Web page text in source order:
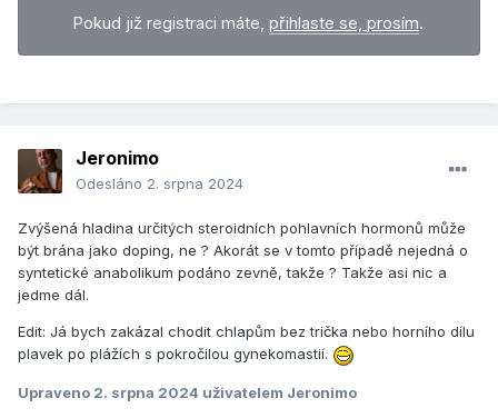
Pokud již registraci máte, přihlaste se, prosím.
Jeronimo
Odesláno 2. srpna 2024
Zvýšená hladina určitých steroidních pohlavních hormonů může
být brána jako doping, ne ? Akorát se v tomto případě nejedná o
syntetické anabolikum podáno zevně, takže ? Takže asi nic a
jedme dál.
Edit: Já bych zakázal chodit chlapům bez trička nebo horního dílu
plavek po plážích s pokročilou gynekomastií.
Upraveno 2. srpna 2024 uživatelem Jeronimo